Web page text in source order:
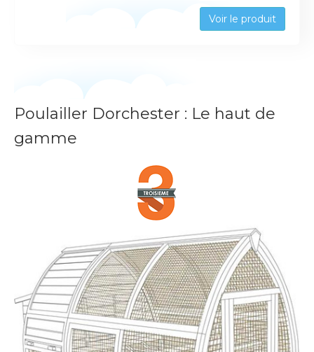
Voir le produit
Poulailler Dorchester : Le haut de
gamme